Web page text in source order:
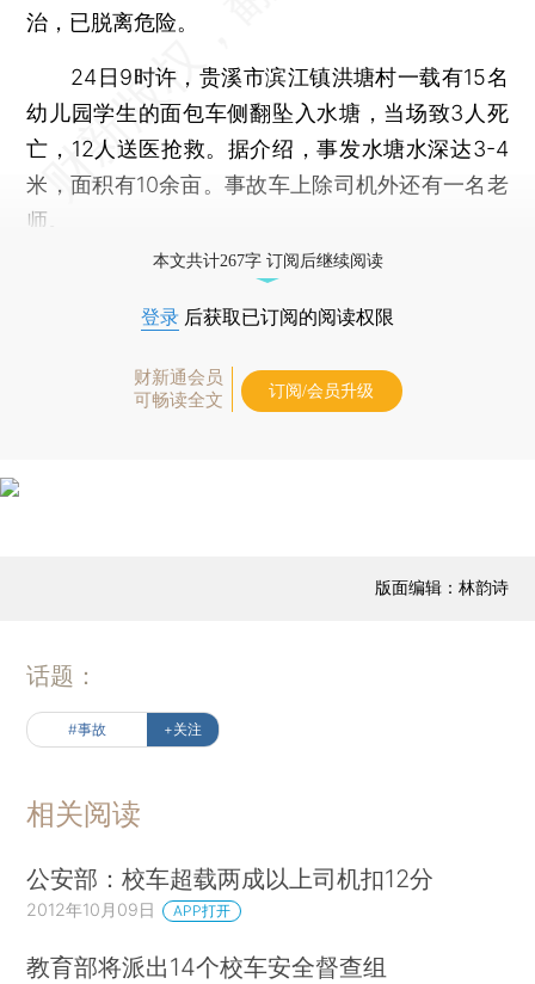
治，已脱离危险。
24日9时许，贵溪市滨江镇洪塘村一载有15名
幼儿园学生的面包车侧翻坠入水塘，当场致3人死
亡，12人送医抢救。据介绍，事发水塘水深达3-4
米，面积有10余亩。事故车上除司机外还有一名老
师。
本文共计267字 订阅后继续阅读
登录 后获取已订阅的阅读权限
财新通会员
可畅读全文
订阅/会员升级
版面编辑：林韵诗
话题：
#事故 +关注
相关阅读
公安部：校车超载两成以上司机扣12分
2012年10月09日 APP打开
教育部将派出14个校车安全督查组